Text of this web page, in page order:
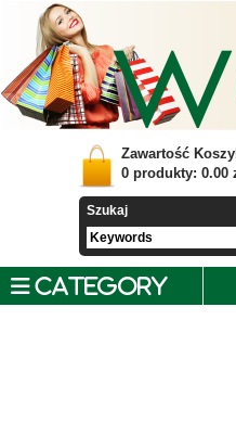
Zawartość
0 produkty: 0.00
Szukaj
CATEGORY